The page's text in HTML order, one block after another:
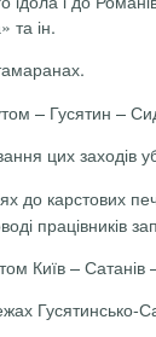
та ін.
– Гусятин –
цих заходів
до карстових
працівників
Київ – Сатанів
Гусятинсько-